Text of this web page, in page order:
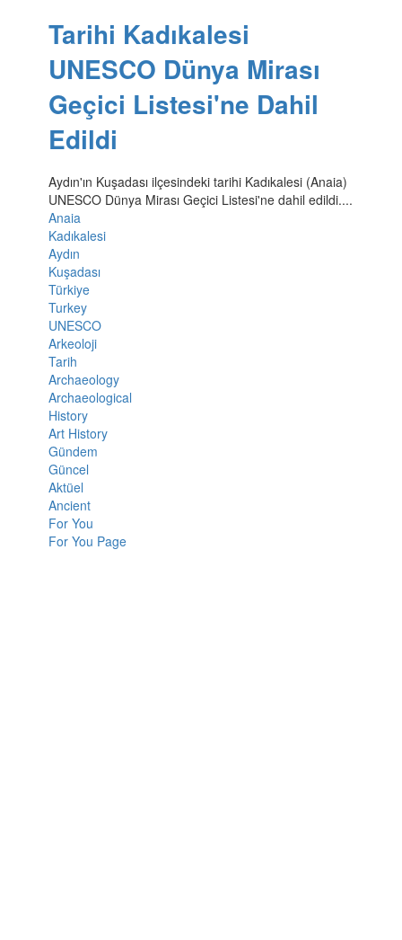
Tarihi Kadıkalesi
UNESCO Dünya Mirası
Geçici Listesi'ne Dahil
Edildi
Aydın'ın Kuşadası ilçesindeki tarihi Kadıkalesi (Anaia)
UNESCO Dünya Mirası Geçici Listesi'ne dahil edildi....
Anaia
Kadıkalesi
Aydın
Kuşadası
Türkiye
Turkey
UNESCO
Arkeoloji
Tarih
Archaeology
Archaeological
History
Art History
Gündem
Güncel
Aktüel
Ancient
For You
For You Page